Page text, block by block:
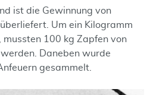
ist die Gewinnung von
Um ein Kilogramm
mussten 100 kg Zapfen von
Daneben wurde
gesammelt.